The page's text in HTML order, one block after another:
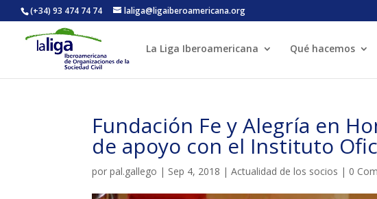
(+34) 93 474 74 74 laliga@ligaiberoamericana.org
La Liga Iberoamericana Qué hacemos
Fundación Fe y Alegría en
de apoyo con el Instituto
porpal.gallego | Sep 4, 2018 |Actualidad de los socios | 0
ACTIVITATS D'ESTIU MÓN
CASES DE COLÒNIES ACCIÓ